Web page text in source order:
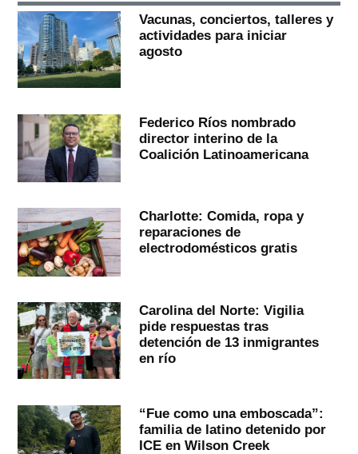
Vacunas, conciertos, talleres y
actividades para iniciar
agosto
Federico Ríos nombrado
director interino de la
Coalición Latinoamericana
Charlotte: Comida, ropa y
reparaciones de
electrodomésticos gratis
Carolina del Norte: Vigilia
pide respuestas tras
detención de 13 inmigrantes
en río
“Fue como una emboscada”:
familia de latino detenido por
ICE en Wilson Creek